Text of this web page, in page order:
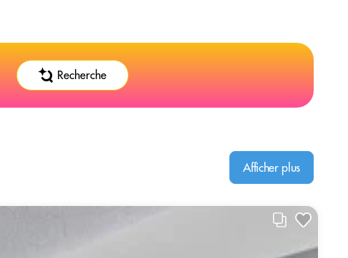
Recherche
Afficher plus